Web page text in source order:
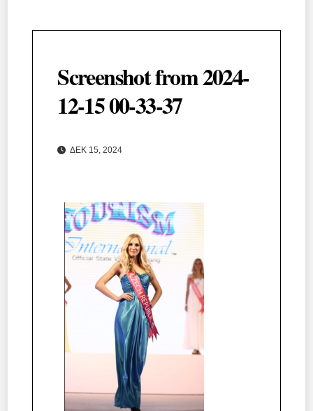
Screenshot from 2024-
12-15 00-33-37
ΔΕΚ 15, 2024